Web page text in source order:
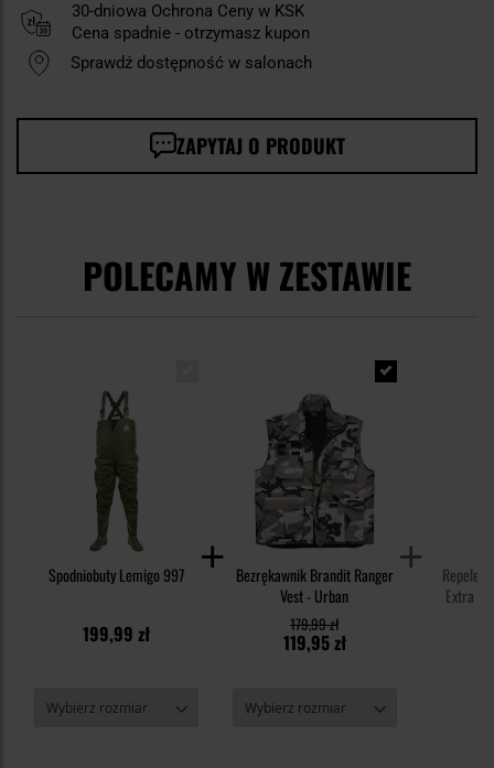
30-dniowa Ochrona Ceny w KSK
Cena spadnie - otrzymasz kupon
Sprawdź dostępność w salonach
ZAPYTAJ O PRODUKT
POLECAMY W ZESTAWIE
Spodniobuty Lemigo 997
199,99 zł
Bezrękawnik Brandit Ranger
Vest - Urban
119,95 zł
179,99 zł
Extra